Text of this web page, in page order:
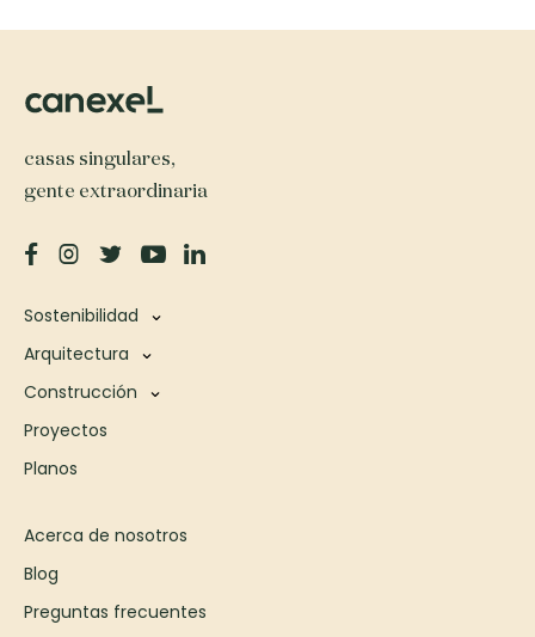
casas singulares,
gente extraordinaria
Sostenibilidad
Arquitectura
Construcción
Proyectos
Planos
Acerca de nosotros
Blog
Preguntas frecuentes